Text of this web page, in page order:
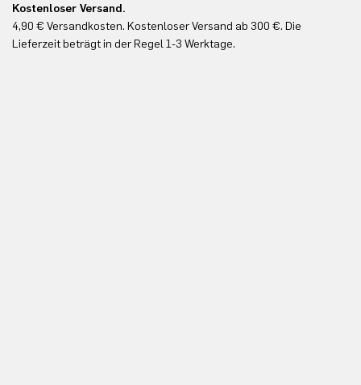
Kostenloser Versand.
4,90 € Versandkosten. Kostenloser Versand ab 300 €. Die
Lieferzeit beträgt in der Regel 1-3 Werktage.